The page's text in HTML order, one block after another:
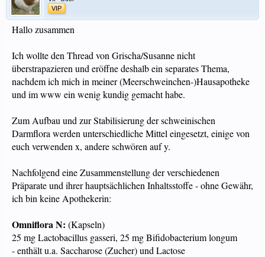
VIP
Hallo zusammen
Ich wollte den Thread von Grischa/Susanne nicht
überstrapazieren und eröffne deshalb ein separates Thema,
nachdem ich mich in meiner (Meerschweinchen-)Hausapotheke
und im www ein wenig kundig gemacht habe.
Zum Aufbau und zur Stabilisierung der schweinischen
Darmflora werden unterschiedliche Mittel eingesetzt, einige von
euch verwenden x, andere schwören auf y.
Nachfolgend eine Zusammenstellung der verschiedenen
Präparate und ihrer hauptsächlichen Inhaltsstoffe - ohne Gewähr,
ich bin keine Apothekerin:
Omniflora N: (Kapseln)
25 mg Lactobacillus gasseri, 25 mg Bifidobacterium longum
- enthält u.a. Saccharose (Zucher) und Lactose